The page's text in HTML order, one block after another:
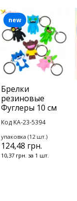
Брелки
резиновые
Фуглеры 10 см
Код KA-23-5394
упаковка (12 шт.)
124,48 грн.
10,37 грн. за 1 шт.
new